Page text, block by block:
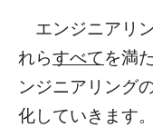
エンジニアリ
れらすべてを満
ンジニアリング
化していきます。